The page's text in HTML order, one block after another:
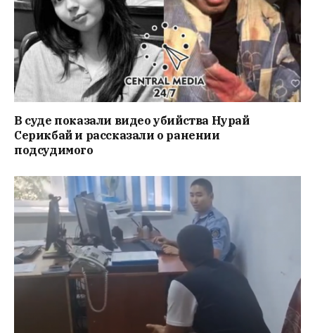
В суде показали видео убийства Нурай
Серикбай и рассказали о ранении
подсудимого